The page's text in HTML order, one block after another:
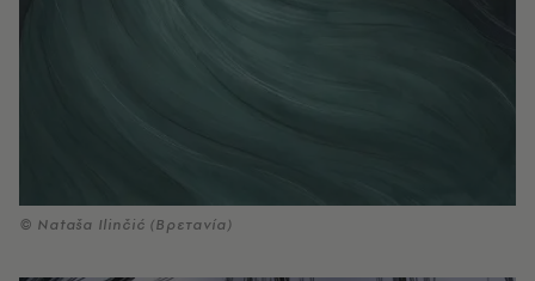
© Nataša Ilinčić (Βρετανία)